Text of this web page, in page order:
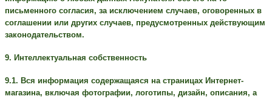
письменного согласия, за исключением случаев, оговоренных в
соглашении или других случаев, предусмотренных действующим
законодательством.
9. Интеллектуальная собственность
9.1. Вся информация содержащаяся на страницах Интернет-
магазина, включая фотографии, логотипы, дизайн, описания, а